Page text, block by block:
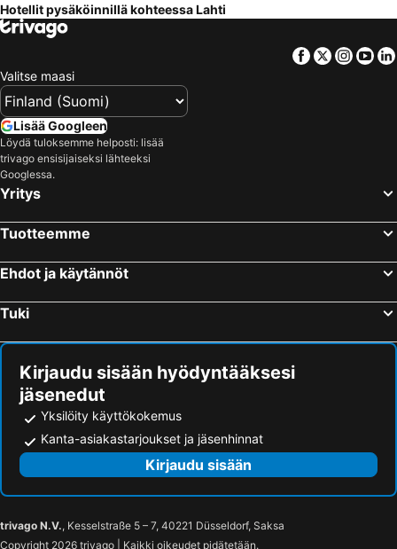
Hotellit pysäköinnillä kohteessa Lahti
Facebook
Twitter
Valitse maasi
Lisää Googleen
Löydä tuloksemme helposti: lisää
trivago ensisijaiseksi lähteeksi
Googlessa.
Yritys
Tuotteemme
Ehdot ja käytännöt
Tuki
Kirjaudu sisään hyödyntääksesi
jäsenedut
Yksilöity käyttökokemus
Kanta-asiakastarjoukset ja jäsenhinnat
Kirjaudu sisään
trivago N.V., Kesselstraße 5 – 7, 40221 Düsseldorf, Saksa
Copyright 2026 trivago | Kaikki oikeudet pidätetään.